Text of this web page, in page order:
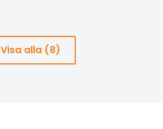
Visa alla (8)